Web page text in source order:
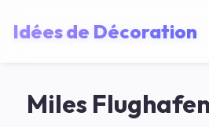
Idées de Décoration
Miles